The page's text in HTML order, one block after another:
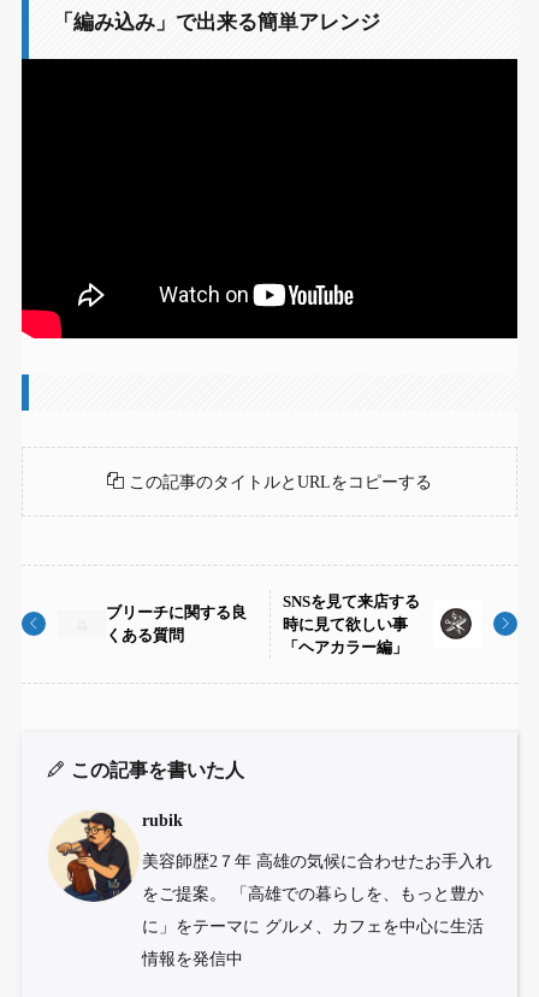
「編み込み」で出来る簡単アレンジ
この記事のタイトルとURLをコピーする
ブリーチに関する良
くある質問
SNSを見て来店する
時に見て欲しい事
「ヘアカラー編」
この記事を書いた人
rubik
美容師歴2７年 高雄の気候に合わせたお手入れ
をご提案。 「高雄での暮らしを、もっと豊か
に」をテーマに グルメ、カフェを中心に生活
情報を発信中